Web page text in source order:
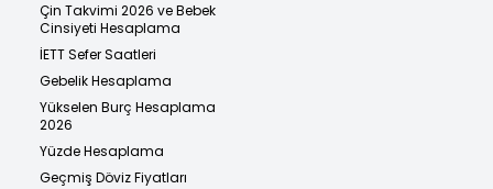
Çin Takvimi 2026 ve Bebek
Cinsiyeti Hesaplama
İETT Sefer Saatleri
Gebelik Hesaplama
Yükselen Burç Hesaplama
2026
Yüzde Hesaplama
Geçmiş Döviz Fiyatları